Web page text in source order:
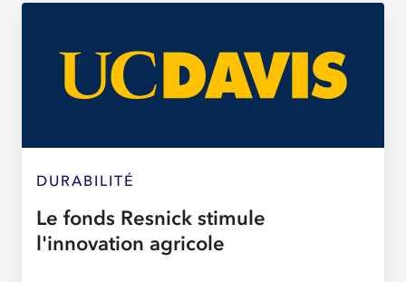
DURABILITÉ
Le fonds Resnick stimule
l'innovation agricole